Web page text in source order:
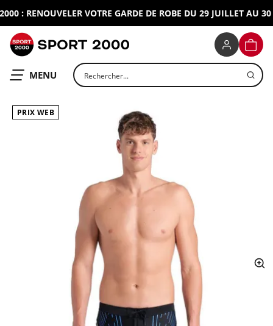
: RENOUVELER VOTRE GARDE DE ROBE DU 29 JUILLET AU 30
OUVRIR LE
MENU Rechercher un produit
PRIX WEB